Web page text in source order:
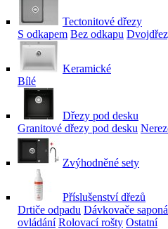
Tectonitové dřezy
S odkapem Bez odkapu
Keramické
Bílé
Dřezy pod desku
Granitové dřezy pod desku
Zvýhodněné sety
Příslušenství dřezů
Drtiče odpadu Dávkovače
ovládání Rolovací rošty Ostatní